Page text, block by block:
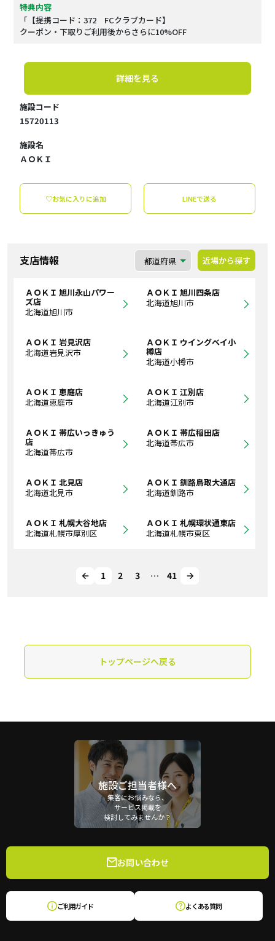
特典内容
「【提携コード：372 FCクラブカード】
クーポン・下取りご利用後からさらに10%OFF
詳細を見る
施設コード
15720113
施設名
ＡＯＫＩ
♡お気に入りに追加 LINEで送る
支店情報 近場から探す
ＡＯＫＩ 旭川永山パワー
ズ店
北海道旭川市
ＡＯＫＩ 旭川四条店
北海道旭川市
ＡＯＫＩ 岩見沢店
北海道岩見沢市
ＡＯＫＩ ウイングベイ小
樽店
北海道小樽市
ＡＯＫＩ 恵庭店
北海道恵庭市
ＡＯＫＩ 江別店
北海道江別市
ＡＯＫＩ 帯広いっきゅう
店
北海道帯広市
ＡＯＫＩ 帯広稲田店
北海道帯広市
ＡＯＫＩ 北見店
北海道北見市
ＡＯＫＩ 釧路鳥取大通店
北海道釧路市
ＡＯＫＩ 札幌大谷地店
北海道札幌市厚別区
ＡＯＫＩ 札幌環状通東店
北海道札幌市東区
1 2 3 … 41
トップページへ戻る
施設ご担当者様へ
集客にお悩みなら、
サービス掲載を
検討してみませんか？
お問い合わせ
ご利用ガイド よくある質問